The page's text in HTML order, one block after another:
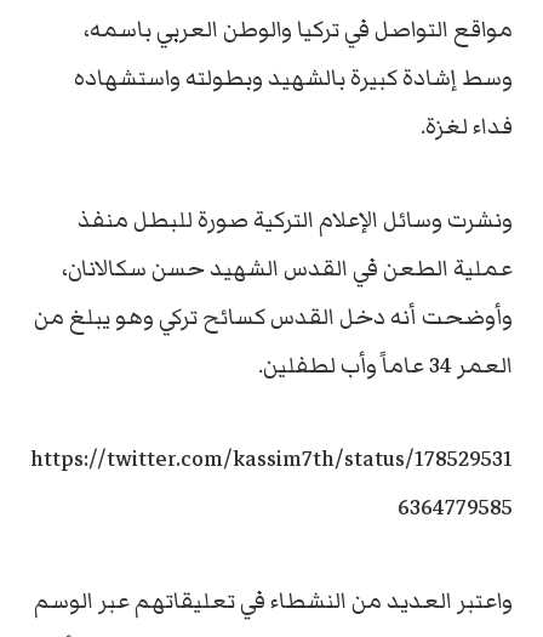
مواقع التواصل في تركيا والوطن العربي باسمه،
وسط إشادة كبيرة بالشهيد وبطولته واستشهاده
فداء لغزة.
ونشرت وسائل الإعلام التركية صورة للبطل منفذ
عملية الطعن في القدس الشهيد حسن سكالانان،
وأوضحت أنه دخل القدس كسائح تركي وهو يبلغ من
العمر 34 عاماً وأب لطفلين.
https://twitter.com/kassim7th/status/178529531
6364779585
واعتبر العديد من النشطاء في تعليقاتهم عبر الوسم